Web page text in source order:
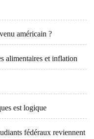
américain ?
alimentaires et inflation
est logique
fédéraux reviennent